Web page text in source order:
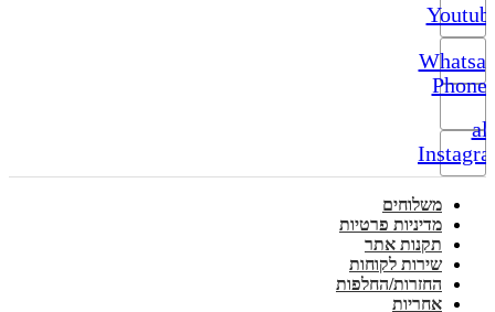
Phone-
alt
משלוחים
מדיניות פרטיות
תקנות אתר
שירות לקוחות
החזרות/החלפות
אחריות